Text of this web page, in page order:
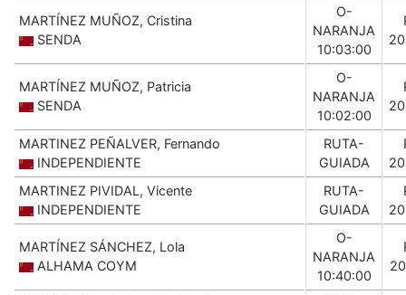
MARTÍNEZ MUÑOZ, Cristina
SENDA
O-
NARANJA
10:03:00
MARTÍNEZ MUÑOZ, Patricia
SENDA
O-
NARANJA
10:02:00
MARTINEZ PEÑALVER, Fernando
INDEPENDIENTE
RUTA-
GUIADA
MARTINEZ PIVIDAL, Vicente
INDEPENDIENTE
RUTA-
GUIADA
MARTÍNEZ SÁNCHEZ, Lola
ALHAMA COYM
O-
NARANJA
10:40:00